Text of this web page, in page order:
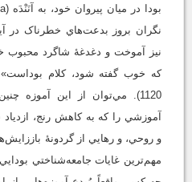
نگران بروز بدعت‌هاي خطرناک در
نيز آموخت و دغدغۀ شاگرد محبوب
1120). مي‌توان از اين آموزه
آموزشي را که به کاهش رنج،
مهم‌ترين غايات جامعه‌شناختي